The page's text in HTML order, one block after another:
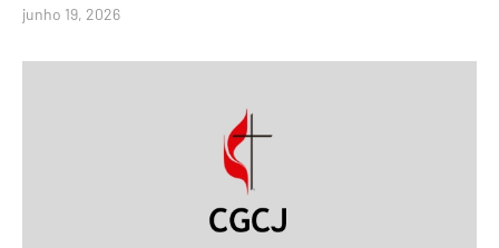
junho 19, 2026